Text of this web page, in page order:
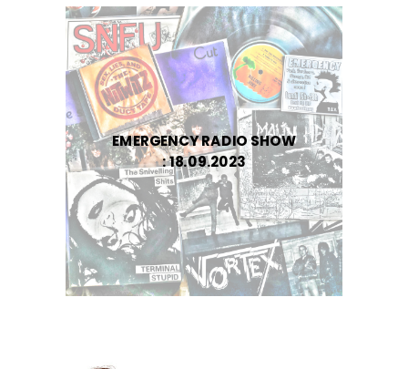
EMERGENCY RADIO SHOW
: 18.09.2023